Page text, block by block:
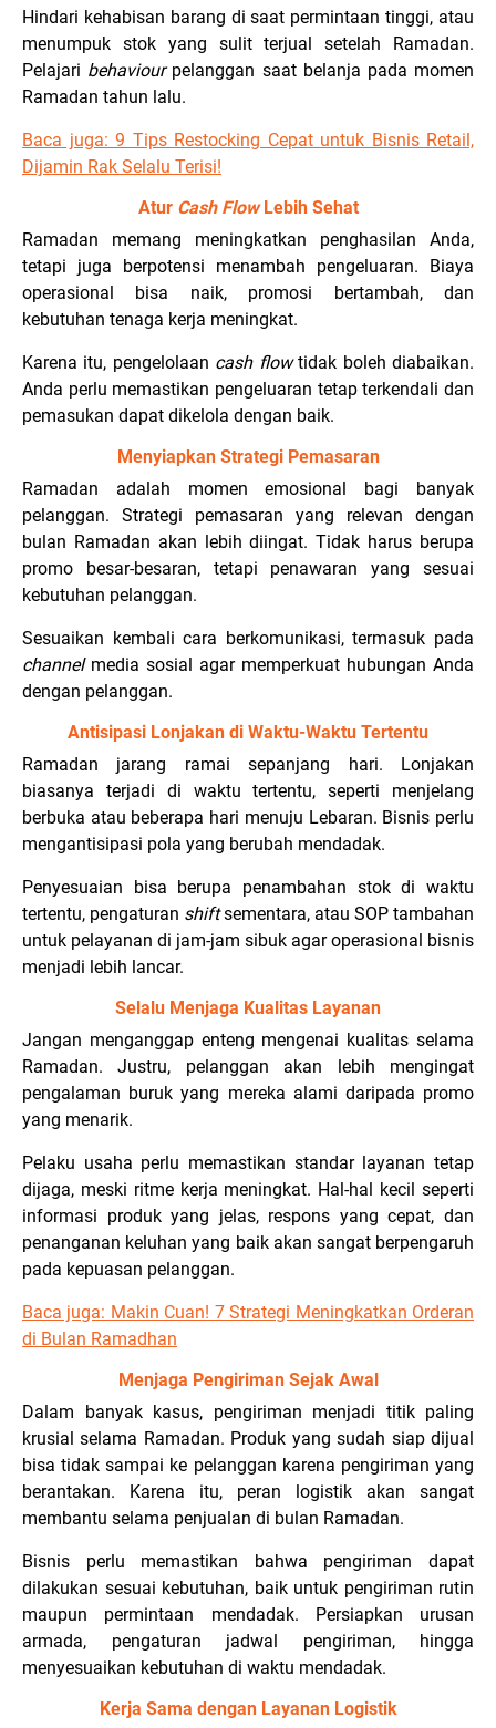
Hindari kehabisan barang di saat permintaan tinggi, atau
menumpuk stok yang sulit terjual setelah Ramadan.
Pelajari behaviour pelanggan saat belanja pada momen
Ramadan tahun lalu.
Baca juga: 9 Tips Restocking Cepat untuk Bisnis Retail,
Dijamin Rak Selalu Terisi!
Atur Cash Flow Lebih Sehat
Ramadan memang meningkatkan penghasilan Anda,
tetapi juga berpotensi menambah pengeluaran. Biaya
operasional bisa naik, promosi bertambah, dan
kebutuhan tenaga kerja meningkat.
Karena itu, pengelolaan cash flowtidak boleh diabaikan.
Anda perlu memastikan pengeluaran tetap terkendali dan
pemasukan dapat dikelola dengan baik.
Menyiapkan Strategi Pemasaran
Ramadan adalah momen emosional bagi banyak
pelanggan. Strategi pemasaran yang relevan dengan
bulan Ramadan akan lebih diingat. Tidak harus berupa
promo besar-besaran, tetapi penawaran yang sesuai
kebutuhan pelanggan.
Sesuaikan kembali cara berkomunikasi, termasuk pada
channel media sosial agar memperkuat hubungan Anda
dengan pelanggan.
Antisipasi Lonjakan di Waktu-Waktu Tertentu
Ramadan jarang ramai sepanjang hari. Lonjakan
biasanya terjadi di waktu tertentu, seperti menjelang
berbuka atau beberapa hari menuju Lebaran. Bisnis perlu
mengantisipasi pola yang berubah mendadak.
Penyesuaian bisa berupa penambahan stok di waktu
tertentu, pengaturan shiftsementara, atau SOP tambahan
untuk pelayanan di jam-jam sibuk agar operasional bisnis
menjadi lebih lancar.
Selalu Menjaga Kualitas Layanan
Jangan menganggap enteng mengenai kualitas selama
Ramadan. Justru, pelanggan akan lebih mengingat
pengalaman buruk yang mereka alami daripada promo
yang menarik.
Pelaku usaha perlu memastikan standar layanan tetap
dijaga, meski ritme kerja meningkat. Hal-hal kecil seperti
informasi produk yang jelas, respons yang cepat, dan
penanganan keluhan yang baik akan sangat berpengaruh
pada kepuasan pelanggan.
Baca juga: Makin Cuan! 7 Strategi Meningkatkan Orderan
di Bulan Ramadhan
Menjaga Pengiriman Sejak Awal
Dalam banyak kasus, pengiriman menjadi titik paling
krusial selama Ramadan. Produk yang sudah siap dijual
bisa tidak sampai ke pelanggan karena pengiriman yang
berantakan. Karena itu, peran logistik akan sangat
membantu selama penjualan di bulan Ramadan.
Bisnis perlu memastikan bahwa pengiriman dapat
dilakukan sesuai kebutuhan, baik untuk pengiriman rutin
maupun permintaan mendadak. Persiapkan urusan
armada, pengaturan jadwal pengiriman, hingga
menyesuaikan kebutuhan di waktu mendadak.
Kerja Sama dengan Layanan Logistik